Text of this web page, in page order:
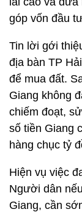
góp vốn đầu
Tin lời gới
địa bàn TP
để mua đất.
Giang không
chiếm đoạt,
số tiền Giang
hàng chục tỷ
Hiện vụ việc
Người dân
Giang, cần